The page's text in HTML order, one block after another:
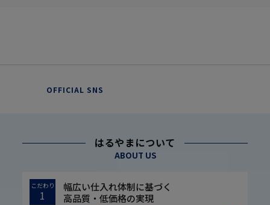
OFFICIAL SNS
はるやまについて
ABOUT US
こだわり
1
幅広い仕入れ体制に基づく
高品質・低価格の実現